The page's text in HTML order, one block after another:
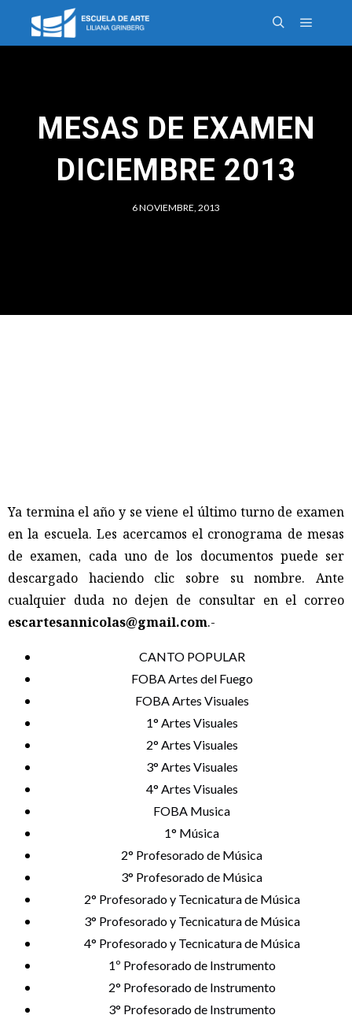
MESAS DE EXAMEN
DICIEMBRE 2013
6 NOVIEMBRE, 2013
Ya termina el año y se viene el último turno de examen
en la escuela. Les acercamos el cronograma de mesas
de examen, cada uno de los documentos puede ser
descargado haciendo clic sobre su nombre. Ante
cualquier duda no dejen de consultar en el correo
escartesannicolas@gmail.com.-
CANTO POPULAR
FOBA Artes del Fuego
FOBA Artes Visuales
1° Artes Visuales
2° Artes Visuales
3° Artes Visuales
4° Artes Visuales
FOBA Musica
1° Música
2° Profesorado de Música
3° Profesorado de Música
2° Profesorado y Tecnicatura de Música
3° Profesorado y Tecnicatura de Música
4° Profesorado y Tecnicatura de Música
1º Profesorado de Instrumento
2° Profesorado de Instrumento
3° Profesorado de Instrumento